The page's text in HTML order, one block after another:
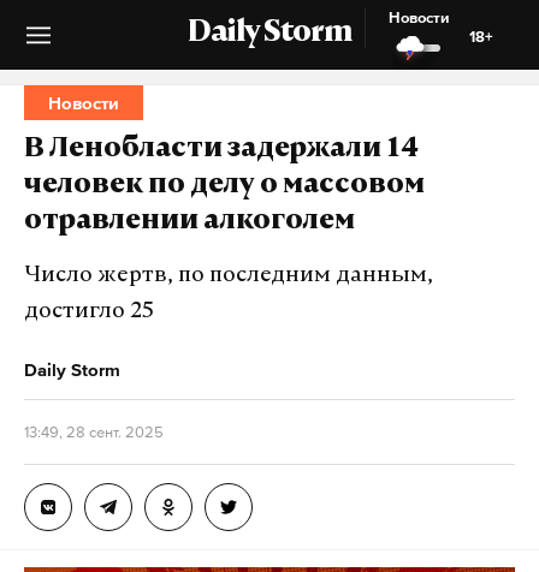
Daily Storm
Новости
18+
Новости
В Ленобласти задержали 14
человек по делу о массовом
отравлении алкоголем
Число жертв, по последним данным,
достигло 25
Daily Storm
13:49, 28 сент. 2025